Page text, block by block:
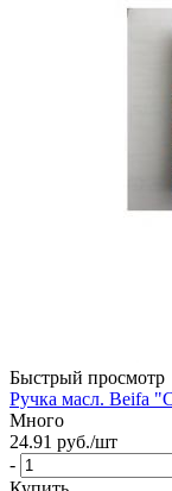
Быстрый просмотр
Ручка масл. Beifa
Много
24.91 руб./шт
-